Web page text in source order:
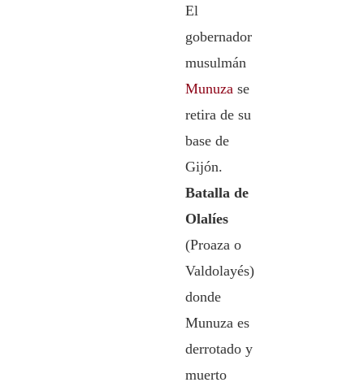
El
gobernador
musulmán
Munuza se
retira de su
base de
Gijón.
Batalla de
Olalíes
(Proaza o
Valdolayés)
donde
Munuza es
derrotado y
muerto